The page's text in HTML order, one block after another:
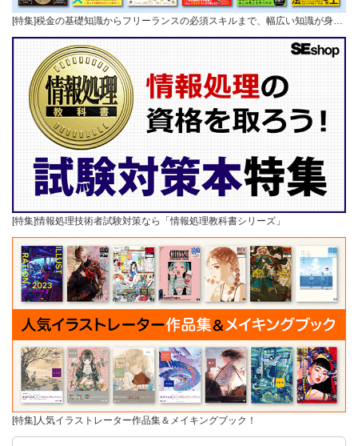
[特集]税金の基礎知識からフリーランスの必須スキルまで、幅広い知識が身…
[特集]情報処理技術者試験対策なら「情報処理教科書シリーズ」
[特集]人気イラストレーター作品集＆メイキングブック！